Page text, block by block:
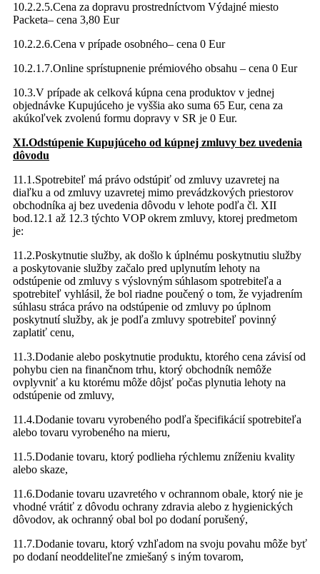
10.2.2.5.Cena za dopravu prostredníctvom Výdajné miesto
Packeta– cena 3,80 Eur
10.2.2.6.Cena v prípade osobného– cena 0 Eur
10.2.1.7.Online sprístupnenie prémiového obsahu – cena 0 Eur
10.3.V prípade ak celková kúpna cena produktov v jednej
objednávke Kupujúceho je vyššia ako suma 65 Eur, cena za
akúkoľvek zvolenú formu dopravy v SR je 0 Eur.
XI.Odstúpenie Kupujúceho od kúpnej zmluvy bez uvedenia
dôvodu
11.1.Spotrebiteľ má právo odstúpiť od zmluvy uzavretej na
diaľku a od zmluvy uzavretej mimo prevádzkových priestorov
obchodníka aj bez uvedenia dôvodu v lehote podľa čl. XII
bod.12.1 až 12.3 týchto VOP okrem zmluvy, ktorej predmetom
je:
11.2.Poskytnutie služby, ak došlo k úplnému poskytnutiu služby
a poskytovanie služby začalo pred uplynutím lehoty na
odstúpenie od zmluvy s výslovným súhlasom spotrebiteľa a
spotrebiteľ vyhlásil, že bol riadne poučený o tom, že vyjadrením
súhlasu stráca právo na odstúpenie od zmluvy po úplnom
poskytnutí služby, ak je podľa zmluvy spotrebiteľ povinný
zaplatiť cenu,
11.3.Dodanie alebo poskytnutie produktu, ktorého cena závisí od
pohybu cien na finančnom trhu, ktorý obchodník nemôže
ovplyvniť a ku ktorému môže dôjsť počas plynutia lehoty na
odstúpenie od zmluvy,
11.4.Dodanie tovaru vyrobeného podľa špecifikácií spotrebiteľa
alebo tovaru vyrobeného na mieru,
11.5.Dodanie tovaru, ktorý podlieha rýchlemu zníženiu kvality
alebo skaze,
11.6.Dodanie tovaru uzavretého v ochrannom obale, ktorý nie je
vhodné vrátiť z dôvodu ochrany zdravia alebo z hygienických
dôvodov, ak ochranný obal bol po dodaní porušený,
11.7.Dodanie tovaru, ktorý vzhľadom na svoju povahu môže byť
po dodaní neoddeliteľne zmiešaný s iným tovarom,